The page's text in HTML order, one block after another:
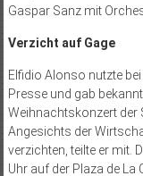
Gaspar Sanz mit
Verzicht auf Gage
Elfidio Alonso nutzte
Presse und gab
Weihnachtskonzert der
Angesichts der
verzichten, teilte er mit.
Uhr auf der Plaza de